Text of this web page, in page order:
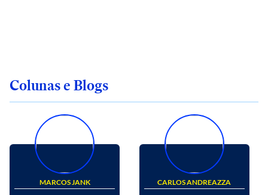
Colunas e Blogs
MARCOS JANK CARLOS ANDREAZZA